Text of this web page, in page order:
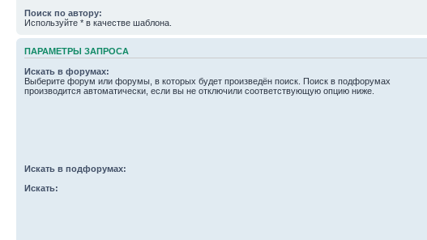
Поиск по автору:
Используйте * в качестве шаблона.
ПАРАМЕТРЫ ЗАПРОСА
Искать в форумах:
Выберите форум или форумы, в которых будет произведён поиск. Поиск в подфорумах
производится автоматически, если вы не отключили соответствующую опцию ниже.
Искать в подфорумах:
Искать: